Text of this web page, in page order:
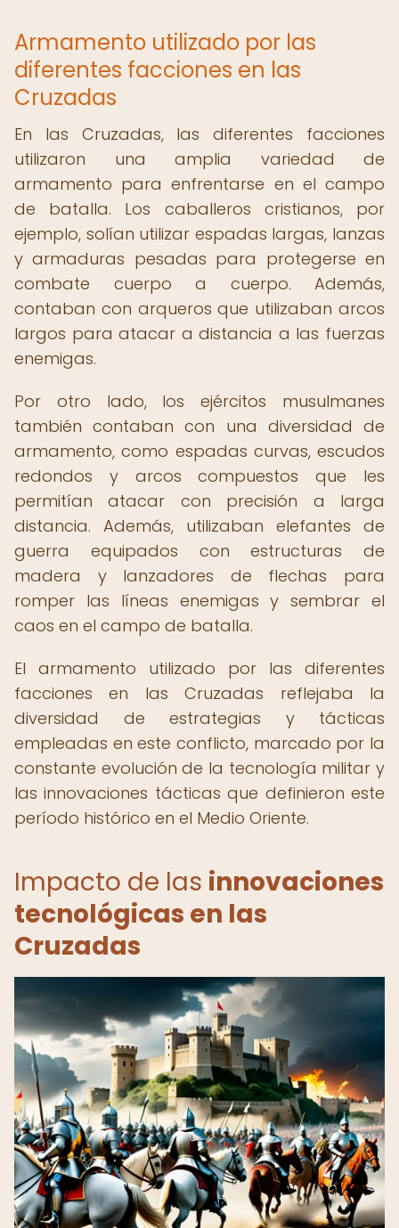
Armamento utilizado por las
diferentes facciones en las
Cruzadas
En las Cruzadas, las diferentes facciones
utilizaron una amplia variedad de
armamento para enfrentarse en el campo
de batalla. Los caballeros cristianos, por
ejemplo, solían utilizar espadas largas, lanzas
y armaduras pesadas para protegerse en
combate cuerpo a cuerpo. Además,
contaban con arqueros que utilizaban arcos
largos para atacar a distancia a las fuerzas
enemigas.
Por otro lado, los ejércitos musulmanes
también contaban con una diversidad de
armamento, como espadas curvas, escudos
redondos y arcos compuestos que les
permitían atacar con precisión a larga
distancia. Además, utilizaban elefantes de
guerra equipados con estructuras de
madera y lanzadores de flechas para
romper las líneas enemigas y sembrar el
caos en el campo de batalla.
El armamento utilizado por las diferentes
facciones en las Cruzadas reflejaba la
diversidad de estrategias y tácticas
empleadas en este conflicto, marcado por la
constante evolución de la tecnología militar y
las innovaciones tácticas que definieron este
período histórico en el Medio Oriente.
Impacto de las innovaciones
tecnológicas en las
Cruzadas